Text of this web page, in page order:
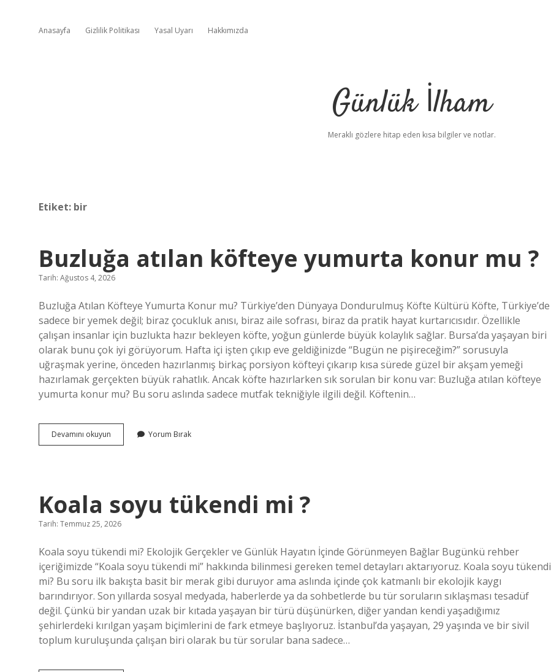
Anasayfa Gizlilik Politikası Yasal Uyarı Hakkımızda
Günlük İlham
Meraklı gözlere hitap eden kısa bilgiler ve notlar.
Etiket: bir
Buzluğa atılan köfteye yumurta konur mu ?
Tarih: Ağustos 4, 2026
Buzluğa Atılan Köfteye Yumurta Konur mu? Türkiye’den Dünyaya Dondurulmuş Köfte Kültürü Köfte, Türkiye’de
sadece bir yemek değil; biraz çocukluk anısı, biraz aile sofrası, biraz da pratik hayat kurtarıcısıdır. Özellikle
çalışan insanlar için buzlukta hazır bekleyen köfte, yoğun günlerde büyük kolaylık sağlar. Bursa’da yaşayan biri
olarak bunu çok iyi görüyorum. Hafta içi işten çıkıp eve geldiğinizde “Bugün ne pişireceğim?” sorusuyla
uğraşmak yerine, önceden hazırlanmış birkaç porsiyon köfteyi çıkarıp kısa sürede güzel bir akşam yemeği
hazırlamak gerçekten büyük rahatlık. Ancak köfte hazırlarken sık sorulan bir konu var: Buzluğa atılan köfteye
yumurta konur mu? Bu soru aslında sadece mutfak tekniğiyle ilgili değil. Köftenin…
Devamını okuyun Buzluğa
atılan
?
Yorum Bırak
Koala soyu tükendi mi ?
Tarih: Temmuz 25, 2026
Koala soyu tükendi mi? Ekolojik Gerçekler ve Günlük Hayatın İçinde Görünmeyen Bağlar Bugünkü rehber
içeriğimizde “Koala soyu tükendi mi” hakkında bilinmesi gereken temel detayları aktarıyoruz. Koala soyu tükendi
mi? Bu soru ilk bakışta basit bir merak gibi duruyor ama aslında içinde çok katmanlı bir ekolojik kaygı
barındırıyor. Son yıllarda sosyal medyada, haberlerde ya da sohbetlerde bu tür soruların sıklaşması tesadüf
değil. Çünkü bir yandan uzak bir kıtada yaşayan bir türü düşünürken, diğer yandan kendi yaşadığımız
şehirlerdeki kırılgan yaşam biçimlerini de fark etmeye başlıyoruz. İstanbul’da yaşayan, 29 yaşında ve bir sivil
toplum kuruluşunda çalışan biri olarak bu tür sorular bana sadece…